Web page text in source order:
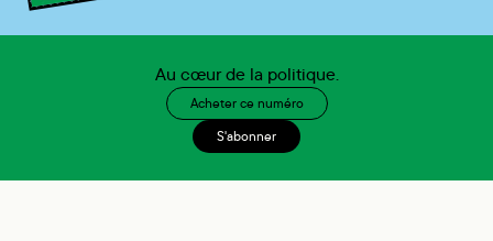
Au cœur de la politique.
Acheter ce numéro
S'abonner